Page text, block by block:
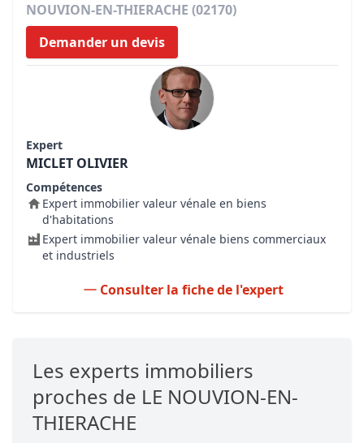
NOUVION-EN-THIERACHE (02170)
Demander un devis
Expert
MICLET OLIVIER
Compétences
Expert immobilier valeur vénale en biens
d'habitations
Expert immobilier valeur vénale biens commerciaux
et industriels
Consulter la fiche de l'expert
Les experts immobiliers
proches de LE NOUVION-EN-
THIERACHE